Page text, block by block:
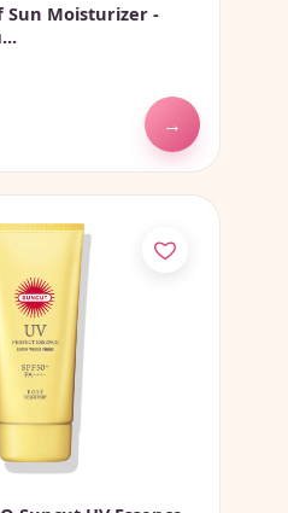
Sun Moisturizer -
→